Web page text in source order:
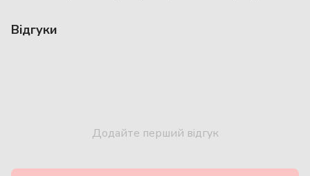
Відгуки
Додайте перший відгук